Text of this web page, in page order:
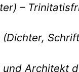
–
Architekt